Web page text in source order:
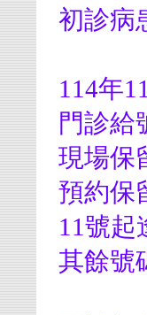
初診病
114年
門診給
現場保
預約保
11號起
其餘號